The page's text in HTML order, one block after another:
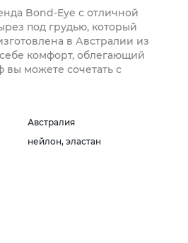
Bond-Eye с отличной
под грудью, который
в Австралии из
комфорт, облегающий
вы можете сочетать с
Австралия
нейлон, эластан